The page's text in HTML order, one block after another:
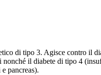
di tipo 3. Agisce contro il
il diabete di tipo 4
pancreas).